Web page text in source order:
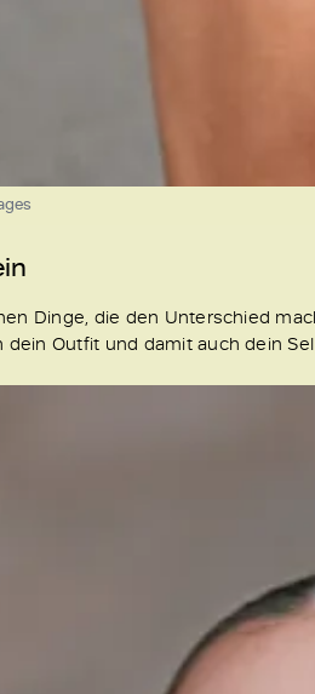
Dinge, die den Unterschied
dein Outfit und damit auch dein